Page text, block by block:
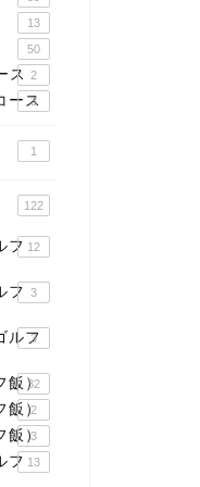
13
50
ス 2
ース
3
1
122
フ 12
フ 3
ルフ
3
飯）
32
飯）
2
飯）
3
フ 13